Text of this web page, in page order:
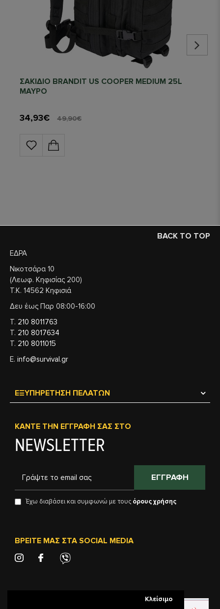
Κλείσιμο
ΣΑΚΙΔΙΟ BRANDIT US COOPER MEDIUM 25L
ΜΑΥΡΟ
34,93€ 49,90€
BACK TO TOP
ΕΔΡΑ
Νικοτσάρα 10
(Λεωφ. Κηφισίας 200)
Τ.Κ. 14562 Κηφισιά
Δευ έως Παρ 08:00-16:00
Τ. 210 8011763
Τ. 210 8017634
Τ. 210 8011015
Ε. info@survival.gr
ΕΞΥΠΗΡΈΤΗΣΗ ΠΕΛΑΤΏΝ
ΚΆΝΤΕ ΤΗΝ ΕΓΓΡΑΦΉ ΣΑΣ ΣΤΟ
NEWSLETTER
ΕΓΓΡΑΦΉ
Έχω διαβάσει και συμφωνώ με τους όρους χρήσης
ΒΡΕΊΤΕ ΜΑΣ ΣΤΑ SOCIAL MEDIA